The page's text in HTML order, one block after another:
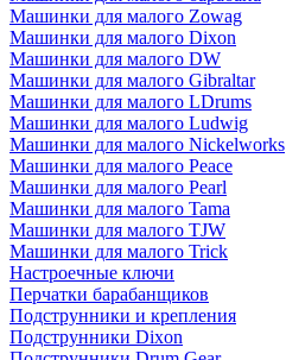
Машинки для малого Zowag
Машинки для малого Dixon
Машинки для малого DW
Машинки для малого Gibraltar
Машинки для малого LDrums
Машинки для малого Ludwig
Машинки для малого Nickelworks
Машинки для малого Peace
Машинки для малого Pearl
Машинки для малого Tama
Машинки для малого TJW
Машинки для малого Trick
Настроечные ключи
Перчатки барабанщиков
Подструнники и крепления
Подструнники Dixon